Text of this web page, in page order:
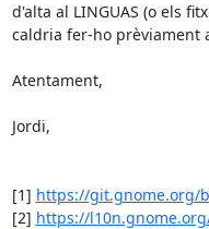
d'alta al LINGUAS (o els
caldria fer-ho prèviament
Atentament,
Jordi,
[1] https://git.gnome.org/
[2] https://